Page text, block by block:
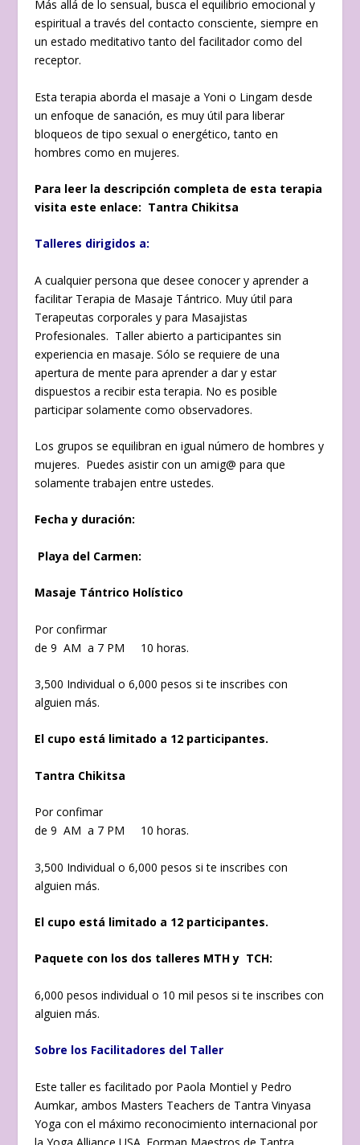
Más allá de lo sensual, busca el equilibrio emocional y
espiritual a través del contacto consciente, siempre en
un estado meditativo tanto del facilitador como del
receptor.
Esta terapia aborda el masaje a Yoni o Lingam desde
un enfoque de sanación, es muy útil para liberar
bloqueos de tipo sexual o energético, tanto en
hombres como en mujeres.
Para leer la descripción completa de esta terapia
visita este enlace: Tantra Chikitsa
Talleres dirigidos a:
A cualquier persona que desee conocer y aprender a
facilitar Terapia de Masaje Tántrico. Muy útil para
Terapeutas corporales y para Masajistas
Profesionales. Taller abierto a participantes sin
experiencia en masaje. Sólo se requiere de una
apertura de mente para aprender a dar y estar
dispuestos a recibir esta terapia. No es posible
participar solamente como observadores.
Los grupos se equilibran en igual número de hombres y
mujeres. Puedes asistir con un amig@ para que
solamente trabajen entre ustedes.
Fecha y duración:
Playa del Carmen:
Masaje Tántrico Holístico
Por confirmar
de 9 AM a 7 PM 10 horas.
3,500 Individual o 6,000 pesos si te inscribes con
alguien más.
El cupo está limitado a 12 participantes.
Tantra Chikitsa
Por confimar
de 9 AM a 7 PM 10 horas.
3,500 Individual o 6,000 pesos si te inscribes con
alguien más.
El cupo está limitado a 12 participantes.
Paquete con los dos talleres MTH y TCH:
6,000 pesos individual o 10 mil pesos si te inscribes con
alguien más.
Sobre los Facilitadores del Taller
Este taller es facilitado por Paola Montiel y Pedro
Aumkar, ambos Masters Teachers de Tantra Vinyasa
Yoga con el máximo reconocimiento internacional por
la Yoga Alliance USA. Forman Maestros de Tantra